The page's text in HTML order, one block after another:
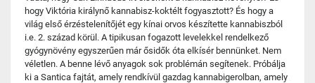
hogy Viktória királynő kannabisz-koktélt fogyasztott? És hogy a
világ első érzéstelenítőjét egy kínai orvos készítette kannabiszból
i.e. 2. század körül. A tipikusan fogazott levelekkel rendelkező
gyógynövény egyszerűen már ősidők óta elkísér bennünket. Nem
véletlen. A benne lévő anyagok sok problémán segítenek. Próbálja
ki a Santica fajtát, amely rendkívül gazdag kannabigerolban, amely